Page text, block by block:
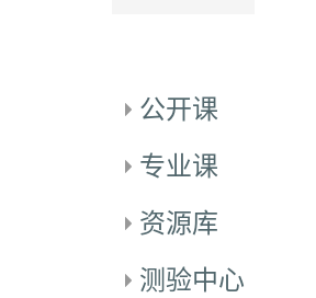
公开课
专业课
资源库
测验中心